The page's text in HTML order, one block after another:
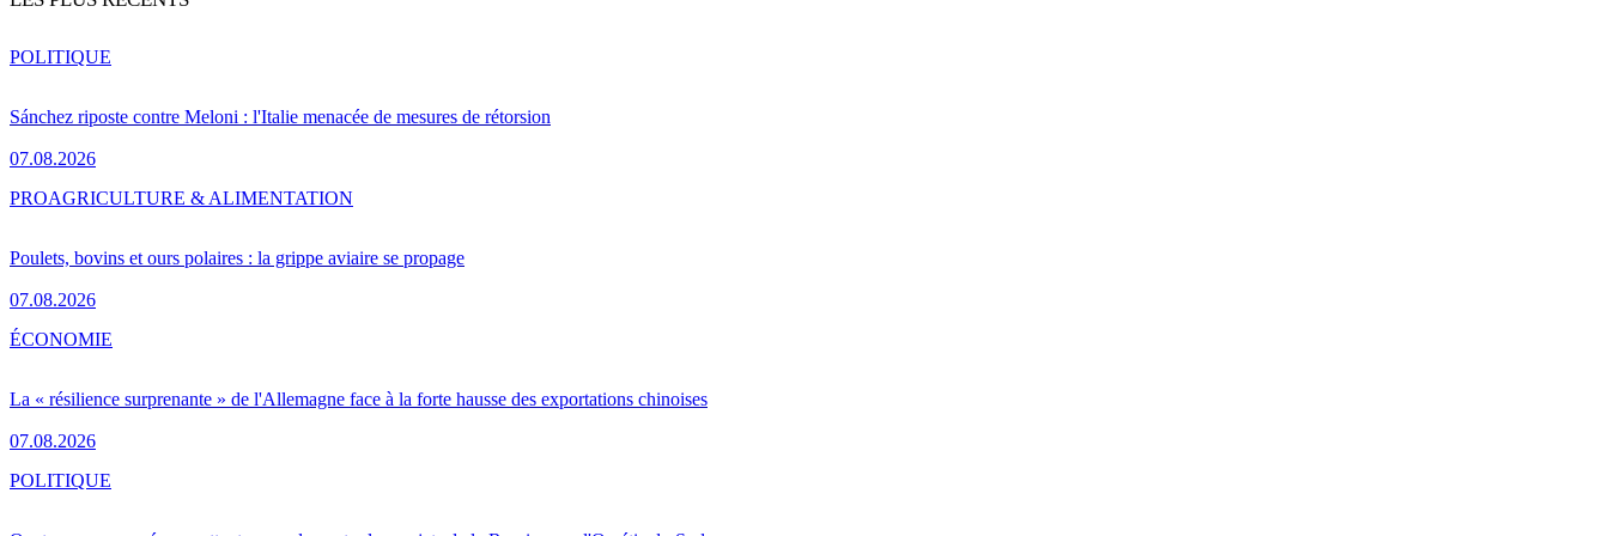
Sánchez riposte contre Meloni : l'Italie menacée de mesures de rétorsion
07.08.2026
POLITIQUE
Poulets, bovins et ours polaires : la grippe aviaire se propage
07.08.2026
PROAGRICULTURE & ALIMENTATION
La « résilience surprenante » de l'Allemagne face à la forte hausse des exportations chinoises
07.08.2026
ÉCONOMIE
POLITIQUE